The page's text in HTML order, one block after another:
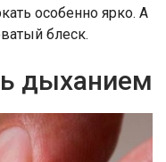
особенно ярко. А
блеск.
дыханием